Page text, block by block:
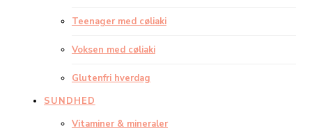
Teenager med cøliaki
Voksen med cøliaki
Glutenfri hverdag
SUNDHED
Vitaminer & mineraler